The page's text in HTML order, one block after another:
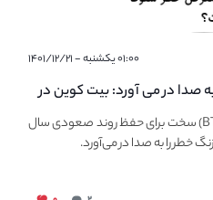
۰۱:۰۰ یکشنبه - ۱۴۰۱/۱۲/۲۱
صدا در می آورد: بیت کوین در
آن چیست؟
در حالی که گاوهای نر بیت کوین (BTC) سخت برای حفظ روند صعودی سال
خطر را به صدا در می‌آورد.